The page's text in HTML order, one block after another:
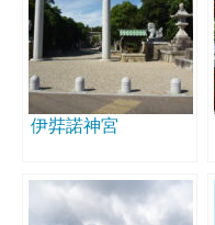
伊弉諾神宮